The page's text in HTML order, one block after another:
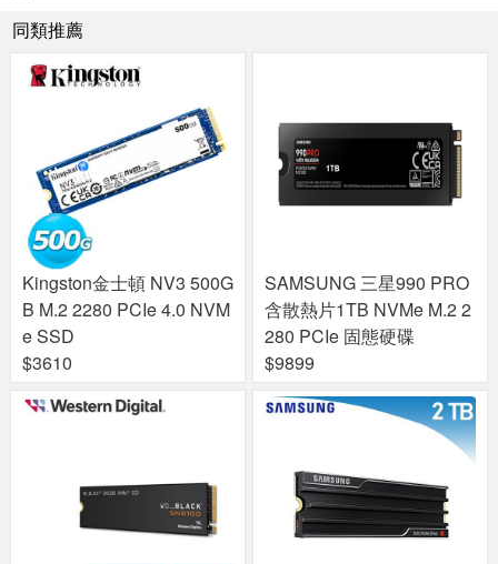
同類推薦
Kingston金士頓 NV3 500G
B M.2 2280 PCIe 4.0 NVM
e SSD
$3610
SAMSUNG 三星990 PRO
含散熱片1TB NVMe M.2 2
280 PCIe 固態硬碟
$9899